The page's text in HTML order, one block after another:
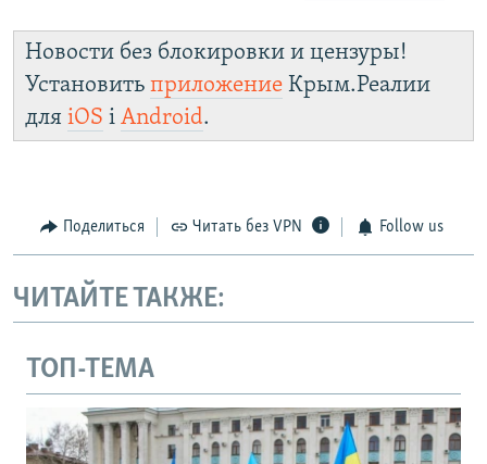
Новости без блокировки и цензуры!
Установить приложение Крым.Реалии
для iOS і Android.
Поделиться Читать без VPN Follow us
ЧИТАЙТЕ ТАКЖЕ:
ТОП-ТЕМА